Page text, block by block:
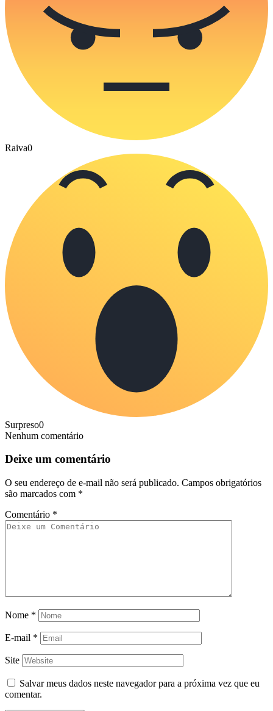
Raiva0
Surpreso0
Nenhum comentário
Deixe um comentário
O seu endereço de e-mail não será publicado. Campos obrigatórios
são marcados com *
Comentário *
Nome *
E-mail *
Site
Salvar meus dados neste navegador para a próxima vez que eu
comentar.